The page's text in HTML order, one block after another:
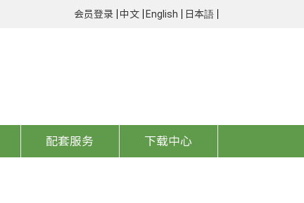
会员登录 中文 English 日本語
配套服务 下载中心